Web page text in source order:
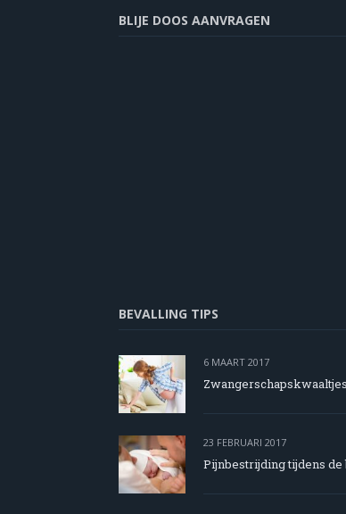
BLIJE DOOS AANVRAGEN
BEVALLING TIPS
6 MAART 2017
Zwangerschapskwaaltjes
23 FEBRUARI 2017
Pijnbestrijding tijdens